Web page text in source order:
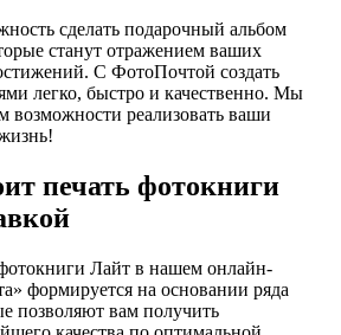
сделать подарочный альбом
станут отражением ваших
С ФотоПочтой создать
легко, быстро и качественно. Мы
возможности реализовать ваши
печать фотокниги
Лайт в нашем онлайн-
формируется на основании ряда
позволяют вам получить